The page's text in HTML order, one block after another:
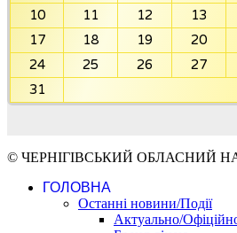
10
11 12 13
17
18 19 20
24
25 26 27
31
© ЧЕРНІГІВСЬКИЙ ОБЛАСНИЙ
ГОЛОВНА
Останні новини/Події
Актуально/